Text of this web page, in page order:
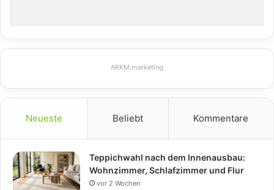
ARKM.marketing
Neueste Beliebt Kommentare
Teppichwahl nach dem Innenausbau:
Wohnzimmer, Schlafzimmer und Flur
vor 2 Wochen